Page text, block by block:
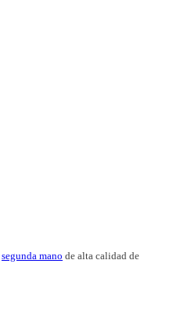
segunda mano de alta calidad de